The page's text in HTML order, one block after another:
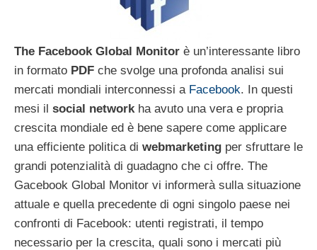
The Facebook Global Monitor è un’interessante libro
in formato PDF che svolge una profonda analisi sui
mercati mondiali interconnessi aFacebook. In questi
mesi il social networkha avuto una vera e propria
crescita mondiale ed è bene sapere come applicare
una efficiente politica di webmarketing per sfruttare le
grandi potenzialità di guadagno che ci offre. The
Gacebook Global Monitor vi informerà sulla situazione
attuale e quella precedente di ogni singolo paese nei
confronti di Facebook: utenti registrati, il tempo
necessario per la crescita, quali sono i mercati più